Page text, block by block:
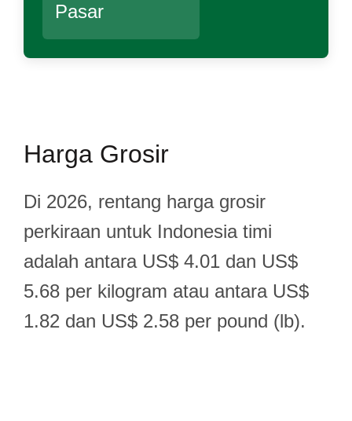
Pasar
Harga Grosir
Di 2026, rentang harga grosir
perkiraan untuk Indonesia timi
adalah antara US$ 4.01 dan US$
5.68 per kilogram atau antara US$
1.82 dan US$ 2.58 per pound (lb).